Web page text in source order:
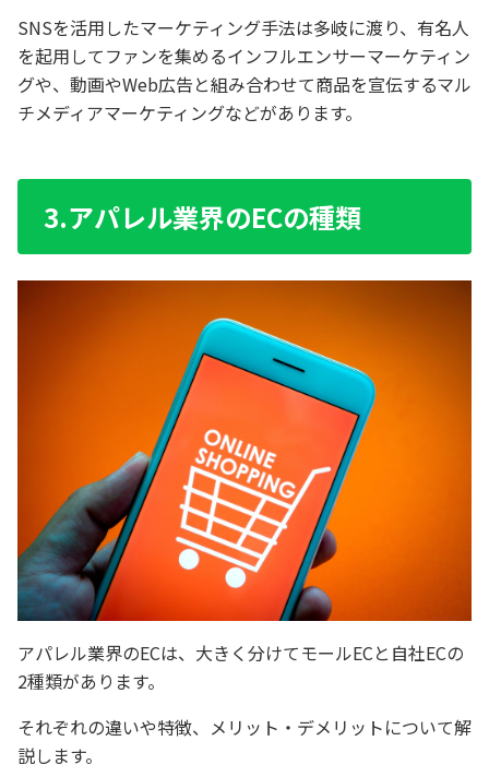
SNSを活用したマーケティング手法は多岐に渡り、有名人
を起用してファンを集めるインフルエンサーマーケティン
グや、動画やWeb広告と組み合わせて商品を宣伝するマル
チメディアマーケティングなどがあります。
3.アパレル業界のECの種類
アパレル業界のECは、大きく分けてモールECと自社ECの
2種類があります。
それぞれの違いや特徴、メリット・デメリットについて解
説します。